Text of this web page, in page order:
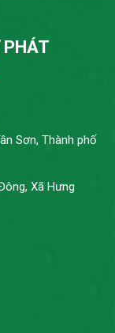
Sơn, Thành phố
Xã Hưng